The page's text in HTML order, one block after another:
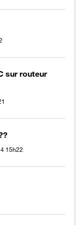
sur routeur
15h22